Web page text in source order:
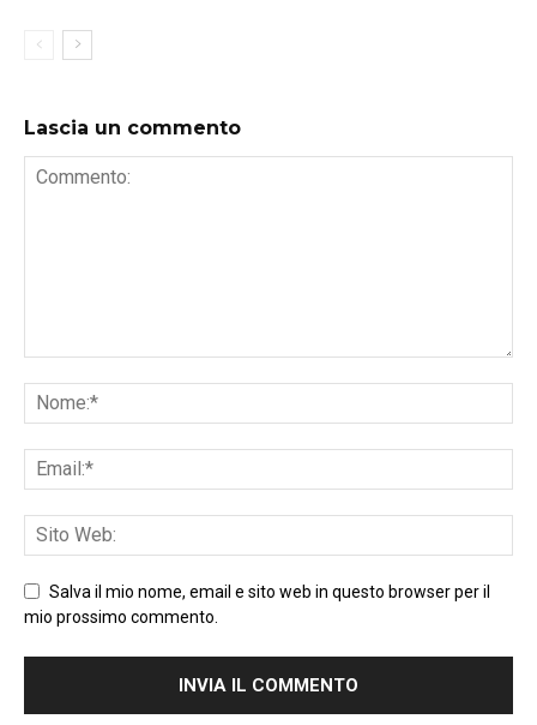
Lascia un commento
Salva il mio nome, email e sito web in questo browser per il
mio prossimo commento.